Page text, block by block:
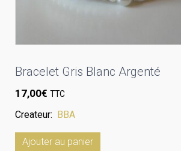
Bracelet Gris Blanc Argenté
17,00€ TTC
Createur: BBA
Ajouter au panier